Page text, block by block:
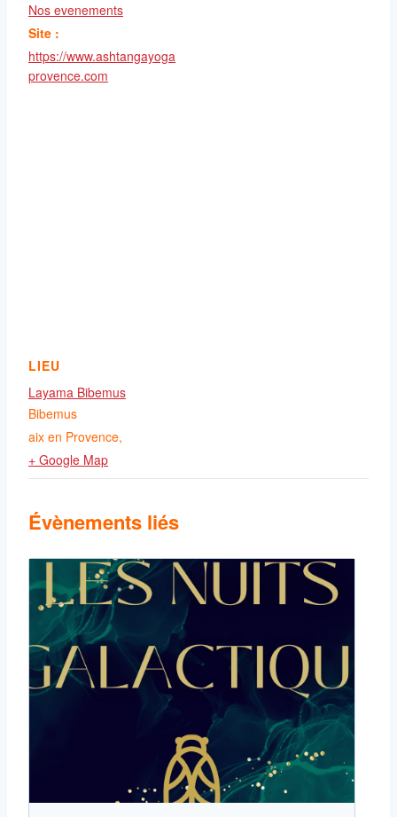
Nos evenements
Site :
https://www.ashtangayoga
provence.com
LIEU
Layama Bibemus
Bibemus
aix en Provence,
+ Google Map
Évènements liés